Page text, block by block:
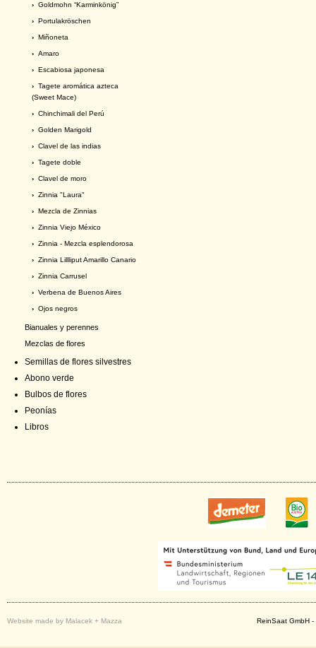
› Goldmohn “Karminkönig”
› Portulakröschen
› Miñoneta
› Amaro
› Escabiosa japonesa
› Tagete aromática azteca
(Sweet Mace)
› Chinchimali del Perú
› Golden Marigold
› Clavel de las indias
› Tagete doble
› Clavel de moro
› Zinnia "Laura"
› Mezcla de Zinnias
› Zinnia Viejo México
› Zinnia - Mezcla esplendorosa
› Zinnia Lillliput Amarillo Canario
› Zinnia Carrusel
› Verbena de Buenos Aires
› Ojos negros
Bianuales y perennes
Mezclas de flores
Semillas de flores silvestres
Abono verde
Bulbos de flores
Peonías
Libros
Website made by Malacek + Mazza ReinSaat GmbH